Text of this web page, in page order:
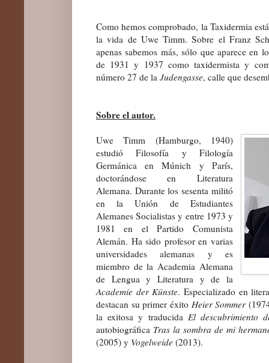
Como hemos comprobado, la Taxidermia
la vida de Uwe Timm. Sobre el Franz
apenas sabemos más, sólo queaparece en
de 1931 y 1937 como taxidermista y
número 27 de la Judengasse, calle que
Sobre el autor.
Uwe Timm (Hamburgo, 1940)
estudió Filosofía y Filología
Germánica en Múnich y París,
doctorándose en Literatura
Alemana. Durante los sesenta militó
en la Unión de Estudiantes
Alemanes Socialistas y entre 1973 y
1981 en el Partido Comunista
Alemán. Ha sido profesor en varias
universidades alemanas y es
miembro de la Academia Alemana
de Lengua y Literatura y de la
Academie der Künste. Especializado en
destacan su primer éxito Heier Sommer
la exitosa y traducida El descubrimiento
autobiográfica Tras la sombra de mi
(2005) y Vogelweide (2013).